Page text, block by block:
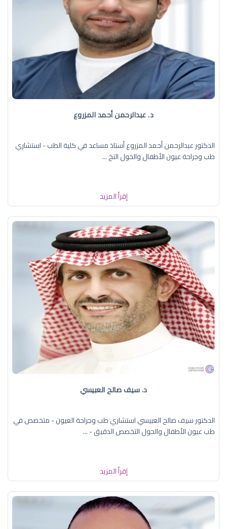
د. عبدالرحمن أحمد المزروع
الدكتور عبدالرحمن أحمد المزروع أستاذ مساعد في كلية الطب - استشاري
طب وجراحة عيون الأطفال والحول التخ ...
إقرأ المزيد
د. سيف صالح العبيسي
الدكتور سيف صالح العبيسي استشاري طب وجراحة العيون - متخصص في
طب عيون الأطفال والحول التخصص الدقيق - ...
إقرأ المزيد